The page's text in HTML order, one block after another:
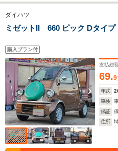
ダイハツ
ミゼットII 660 ピック Dタイ
購入プラン付
支払総
69.9
年式
車検
保証
住所